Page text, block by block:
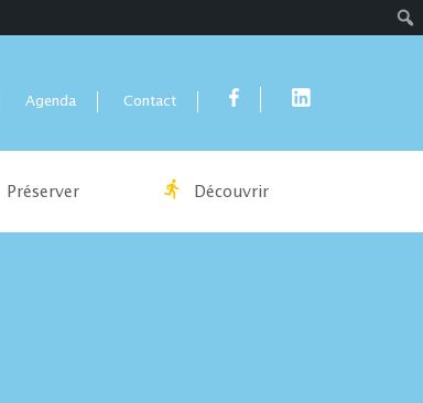
Agenda Contact
Préserver Découvrir